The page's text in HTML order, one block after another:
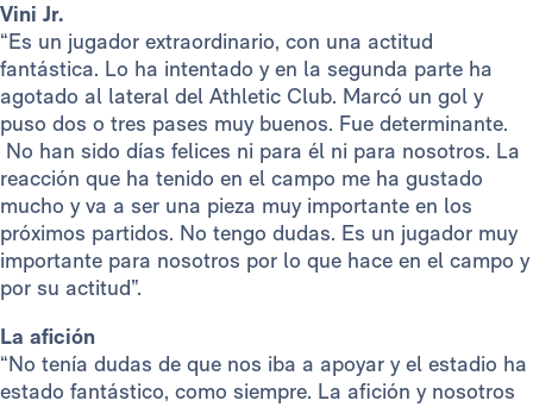
Vini Jr.
“Es un jugador extraordinario, con una actitud
fantástica. Lo ha intentado y en la segunda parte ha
agotado al lateral del Athletic Club. Marcó un gol y
puso dos o tres pases muy buenos. Fue determinante.
No han sido días felices ni para él ni para nosotros. La
reacción que ha tenido en el campo me ha gustado
mucho y va a ser una pieza muy importante en los
próximos partidos. No tengo dudas. Es un jugador muy
importante para nosotros por lo que hace en el campo y
por su actitud”.
La afición
“No tenía dudas de que nos iba a apoyar y el estadio ha
estado fantástico, como siempre. La afición y nosotros